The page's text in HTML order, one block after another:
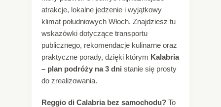
atrakcje, lokalne jedzenie i wyjątkowy
klimat południowych Włoch. Znajdziesz tu
wskazówki dotyczące transportu
publicznego, rekomendacje kulinarne oraz
praktyczne porady, dzięki którym Kalabria
– plan podróży na 3 dni stanie się prosty
do zrealizowania.
Reggio di Calabria bez samochodu? To